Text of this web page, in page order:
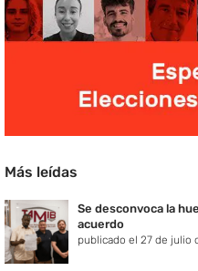
Más leídas
Se desconvoca la
acuerdo
publicado el 27 de julio